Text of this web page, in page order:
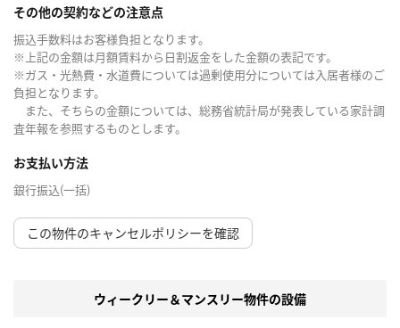
その他の契約などの注意点
振込手数料はお客様負担となります。
※上記の金額は月額賃料から日割返金をした金額の表記です。
※ガス・光熱費・水道費については過剰使用分については入居者様のご
負担となります。
また、そちらの金額については、総務省統計局が発表している家計調
査年報を参照するものとします。
お支払い方法
銀行振込(一括)
この物件のキャンセルポリシーを確認
ウィークリー＆マンスリー物件の設備